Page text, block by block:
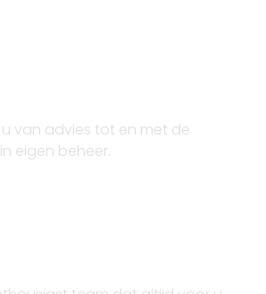
van advies tot en met de
eigen beheer.